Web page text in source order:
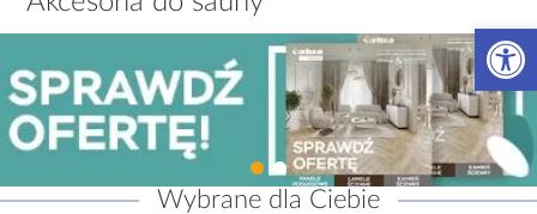
Otwórz
Wybrane dla Ciebie